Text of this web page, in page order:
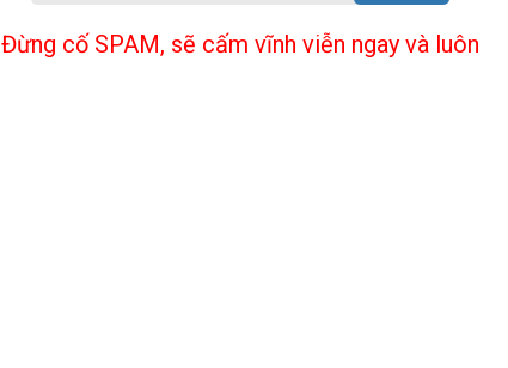
Đừng cố SPAM, sẽ cấm vĩnh viễn ngay và luôn